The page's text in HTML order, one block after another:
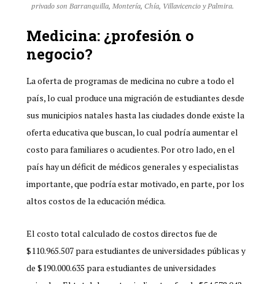
privado son Barranquilla, Montería, Chía, Villavicencio y Palmira.
Medicina: ¿profesión o
negocio?
La oferta de programas de medicina no cubre a todo el
país, lo cual produce una migración de estudiantes desde
sus municipios natales hasta las ciudades donde existe la
oferta educativa que buscan, lo cual podría aumentar el
costo para familiares o acudientes. Por otro lado, en el
país hay un déficit de médicos generales y especialistas
importante, que podría estar motivado, en parte, por los
altos costos de la educación médica.
El costo total calculado de costos directos fue de
$110.965.507 para estudiantes de universidades públicas y
de $190.000.635 para estudiantes de universidades